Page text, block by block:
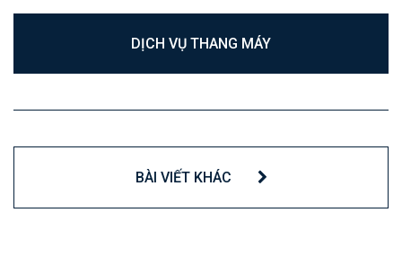
DỊCH VỤ THANG MÁY
BÀI VIẾT KHÁC